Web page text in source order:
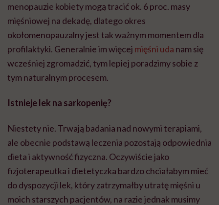
menopauzie kobiety mogą tracić ok. 6 proc. masy
mięśniowej na dekadę, dlatego okres
okołomenopauzalny jest tak ważnym momentem dla
profilaktyki. Generalnie im więcej mięśni uda nam się
wcześniej zgromadzić, tym lepiej poradzimy sobie z
tym naturalnym procesem.
Istnieje lek na sarkopenię?
Niestety nie. Trwają badania nad nowymi terapiami,
ale obecnie podstawą leczenia pozostają odpowiednia
dieta i aktywność fizyczna. Oczywiście jako
fizjoterapeutka i dietetyczka bardzo chciałabym mieć
do dyspozycji lek, który zatrzymałby utratę mięśni u
moich starszych pacjentów, na razie jednak musimy